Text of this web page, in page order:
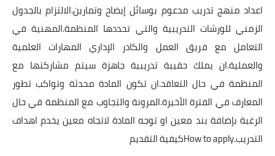
اعداد منهج تدريب مدعوم بوسائل إيضاح وتمارين.الالتزام بالجدول
الزمني للورشات التدريبية والتي تحددها المنظمة.المهنية في
التعامل مع فريق العمل والكادر الإداري المهارات العلمية
والعملية.ان يملك حقيبة تدريبية جاهزة سيتم مشاركتها مع
المنظمة في حال التعاقد.ان تكون المادة محدثة وتواكب تطور
المعارف في الفترة الأخيرة.المرونة والتجاوب مع المنظمة في حال
الرغبة بإضافة بند معين او توجه المادة لاتجاه معين يخدم اهداف
التدريب.How to applyكيفية التقديم